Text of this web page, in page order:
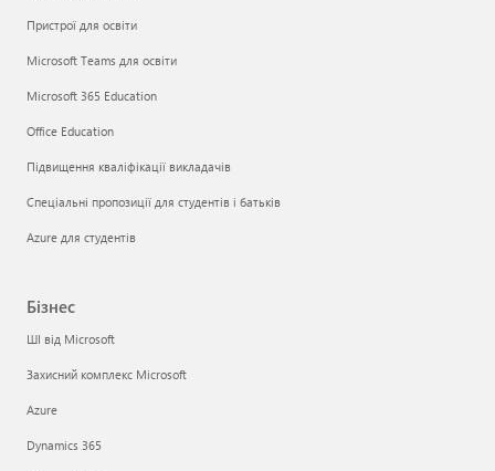
Пристрої для освіти
Microsoft Teams для освіти
Microsoft 365 Education
Office Education
Підвищення кваліфікації викладачів
Спеціальні пропозиції для студентів і батьків
Azure для студентів
Бізнес
ШІ від Microsoft
Захисний комплекс Microsoft
Azure
Dynamics 365